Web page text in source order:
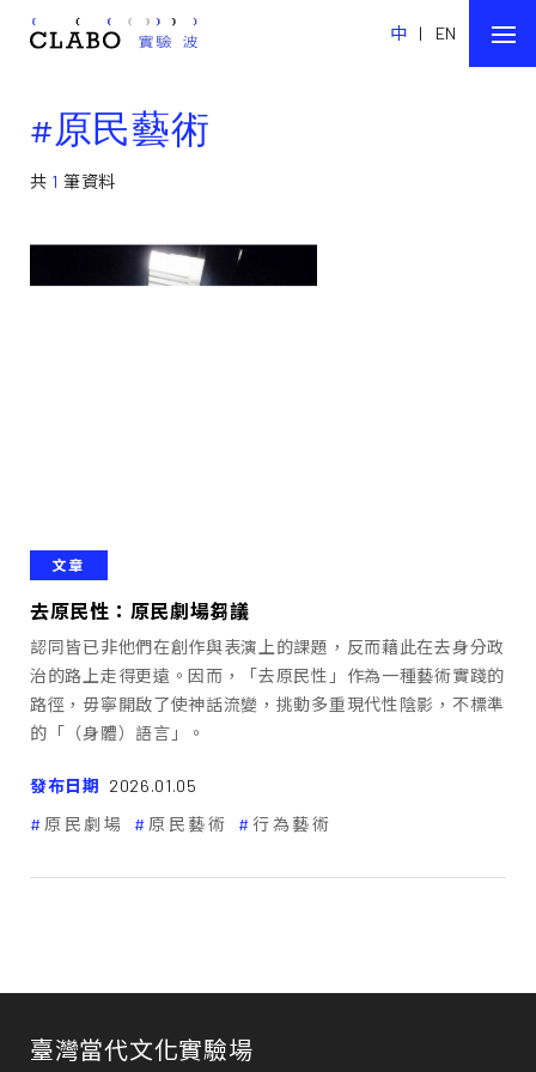
中 | EN
#原民藝術
共 1 筆資料
文章
去原民性：原民劇場芻議
認同皆已非他們在創作與表演上的課題，反而藉此在去身分政
治的路上走得更遠。因而，「去原民性」作為一種藝術實踐的
路徑，毋寧開啟了使神話流變，挑動多重現代性陰影，不標準
的「（身體）語言」。
發布日期 2026.01.05
原民劇場
原民藝術 行為藝術
臺灣當代文化實驗場